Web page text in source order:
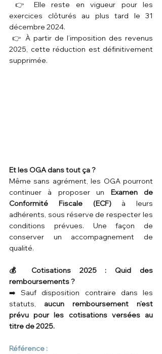
👉 Elle reste en vigueur pour les
exercices clôturés au plus tard le 31
décembre 2024.
👉 À partir de l’imposition des revenus
2025, cette réduction est définitivement
supprimée.
Et les OGA dans tout ça ?
Même sans agrément, les OGA pourront
continuer à proposer un Examen de
Conformité Fiscale (ECF) à leurs
adhérents, sous réserve de respecter les
conditions prévues. Une façon de
conserver un accompagnement de
qualité.
💰 Cotisations 2025 : Quid des
remboursements ?
➡️ Sauf disposition contraire dans les
statuts, aucun remboursement n’est
prévu pour les cotisations versées au
titre de 2025.
Référence :